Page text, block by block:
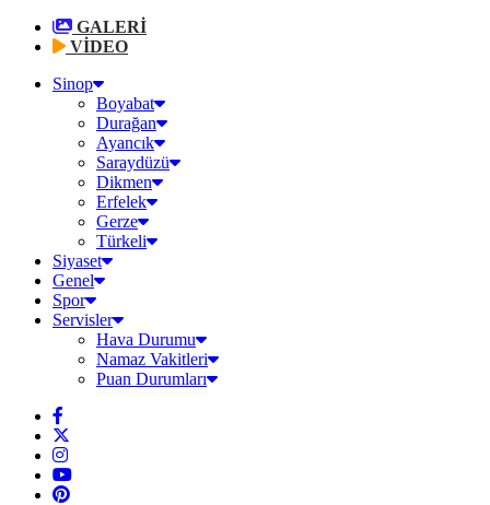
GALERİ
VİDEO
Sinop
Boyabat
Durağan
Ayancık
Saraydüzü
Dikmen
Erfelek
Gerze
Türkeli
Siyaset
Genel
Spor
Servisler
Hava Durumu
Namaz Vakitleri
Puan Durumları